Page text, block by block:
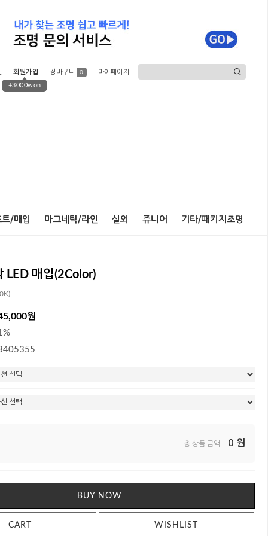
회원가입
+3000won
장바구니 0 마이페이지
트/매입 마그네틱/라인 실외 쥬니어 기타/패키지조명
LED 매입(2Color)
원
총 상품 금액 0 원
BUY NOW
CART WISHLIST